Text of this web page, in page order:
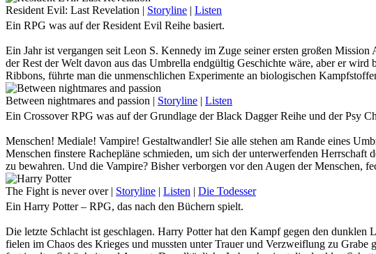
In einer Welt voller Leid und Verzweiflung, wirkt der unschuldige, unbeugsame
leblosen Zeichnungen zu reißen, an die schon lange nicht mehr geglaubt wird.
Doch sind diese Helden, noch frei von den Einflüssen des Sybill-Systems,
Finde es gemeinsam mit uns heraus!
schenkte. Denn wo Schatten herrscht, wächst Licht aus den Wurzeln der
Licht oder Finsternis.
Rettung oder Verdammnis.
Wähle.
Resident Evil: Last Revelation | Storyline | Listen
Ein RPG was auf der Resident Evil Reihe basiert.
Ein Jahr ist vergangen seit Leon S. Kennedy im Zuge seiner ersten großen
der Rest der Welt davon aus das Umbrella endgültig Geschichte wäre, aber er
Ribbons, führte man die unmenschlichen Experimente an biologischen
Katastrophe zusammen, die Leon wieder auf den Plan ruft. Doch schon nach
Monaten gegründete – BSAA zum Einsatz rüstet.
Die Geheimnisse um Raccoon City sind noch lange nicht gelüftet, denn das Ende
Between nightmares and passion | Storyline | Listen
Ein Crossover RPG was auf der Grundlage der Black Dagger Reihe und der Psy
Menschen! Mediale! Vampire! Gestaltwandler! Sie alle stehen am Rande eines
Menschen finstere Rachepläne schmieden, um sich der unterwerfenden
zu bewahren. Und die Vampire? Bisher verborgen vor den Augen der Menschen,
Wagst du dich also in eine fremde Welt voller Geheimnisse, Intrigen und
The Fight is never over| Storyline | Listen | Die Todesser
Ein Harry Potter – RPG, das nach den Büchern spielt.
Die letzte Schlacht ist geschlagen. Harry Potter hat den Kampf gegen den
fielen im Chaos des Krieges und mussten unter Trauer und Verzweiflung zu